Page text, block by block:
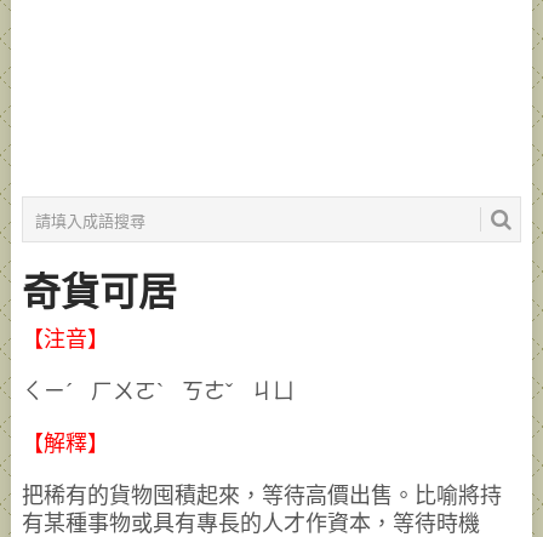
奇貨可居
【注音】
ㄑㄧˊ ㄏㄨㄛˋ ㄎㄜˇ ㄐㄩ
【解釋】
把稀有的貨物囤積起來，等待高價出售。比喻將持
有某種事物或具有專長的人才作資本，等待時機